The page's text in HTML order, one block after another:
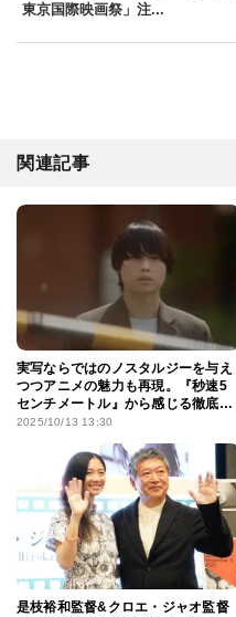
東京国際映画祭」注...
関連記事
実写ならではのノスタルジーを与え
つつアニメの魅力も再現。『秒速5
センチメートル』から感じる徹底的
な原作へのリスペクト
2025/10/13 13:30
是枝裕和監督&クロエ・ジャオ監督